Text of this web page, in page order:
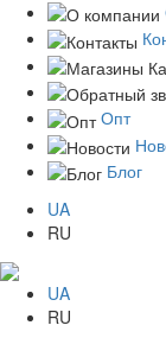
Опт
Блог
UA
RU
UA
RU